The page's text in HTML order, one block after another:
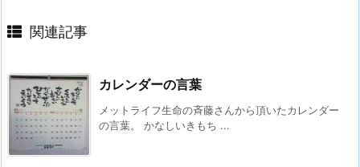
関連記事
カレンダーの言葉
メットライフ生命の斉藤さんから頂いたカレンダー
の言葉。 かなしいきもち ...